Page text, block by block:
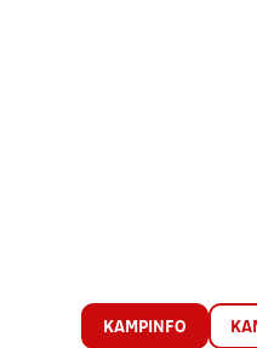
KAMPINFO